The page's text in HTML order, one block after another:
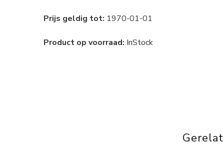
Prijs geldig tot: 1970-01-01
Product op voorraad: InStock